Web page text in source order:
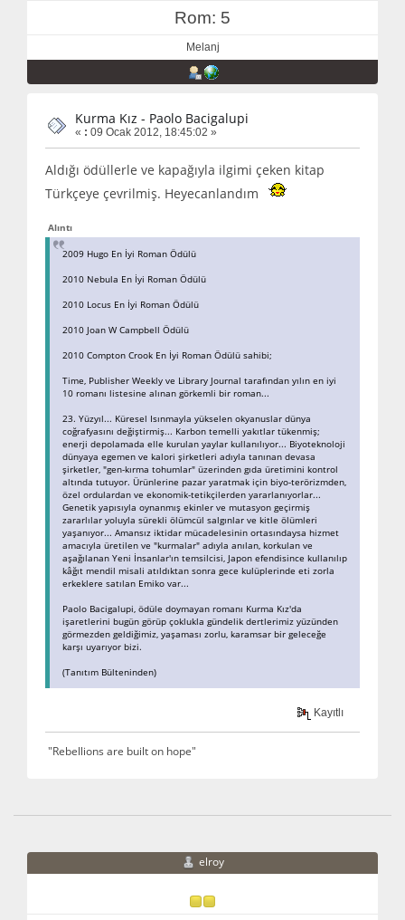
Rom: 5
Melanj
Kurma Kız - Paolo Bacigalupi
« : 09 Ocak 2012, 18:45:02 »
Aldığı ödüllerle ve kapağıyla ilgimi çeken kitap
Türkçeye çevrilmiş. Heyecanlandım
Alıntı
2009 Hugo En İyi Roman Ödülü
2010 Nebula En İyi Roman Ödülü
2010 Locus En İyi Roman Ödülü
2010 Joan W Campbell Ödülü
2010 Compton Crook En İyi Roman Ödülü sahibi;
Time, Publisher Weekly ve Library Journal tarafından yılın en iyi
10 romanı listesine alınan görkemli bir roman...
23. Yüzyıl... Küresel Isınmayla yükselen okyanuslar dünya
coğrafyasını değiştirmiş... Karbon temelli yakıtlar tükenmiş;
enerji depolamada elle kurulan yaylar kullanılıyor... Biyoteknoloji
dünyaya egemen ve kalori şirketleri adıyla tanınan devasa
şirketler, "gen-kırma tohumlar" üzerinden gıda üretimini kontrol
altında tutuyor. Ürünlerine pazar yaratmak için biyo-terörizmden,
özel ordulardan ve ekonomik-tetikçilerden yararlanıyorlar...
Genetik yapısıyla oynanmış ekinler ve mutasyon geçirmiş
zararlılar yoluyla sürekli ölümcül salgınlar ve kitle ölümleri
yaşanıyor... Amansız iktidar mücadelesinin ortasındaysa hizmet
amacıyla üretilen ve "kurmalar" adıyla anılan, korkulan ve
aşağılanan Yeni İnsanlar'ın temsilcisi, Japon efendisince kullanılıp
kâğıt mendil misali atıldıktan sonra gece kulüplerinde eti zorla
erkeklere satılan Emiko var...
Paolo Bacigalupi, ödüle doymayan romanı Kurma Kız'da
işaretlerini bugün görüp çoklukla gündelik dertlerimiz yüzünden
görmezden geldiğimiz, yaşaması zorlu, karamsar bir geleceğe
karşı uyarıyor bizi.
(Tanıtım Bülteninden)
Kayıtlı
"Rebellions are built on hope"
elroy